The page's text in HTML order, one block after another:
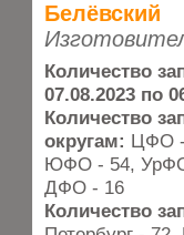
Белёвский
Количество
07.08.2023 по
Количество
округам: ЦФО
ЮФО - 54,
ДФО - 16
Количество